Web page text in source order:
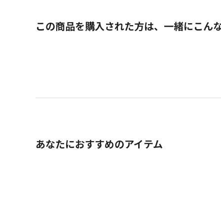
この商品を購入された方は、一緒にこん
あなたにおすすめのアイテム